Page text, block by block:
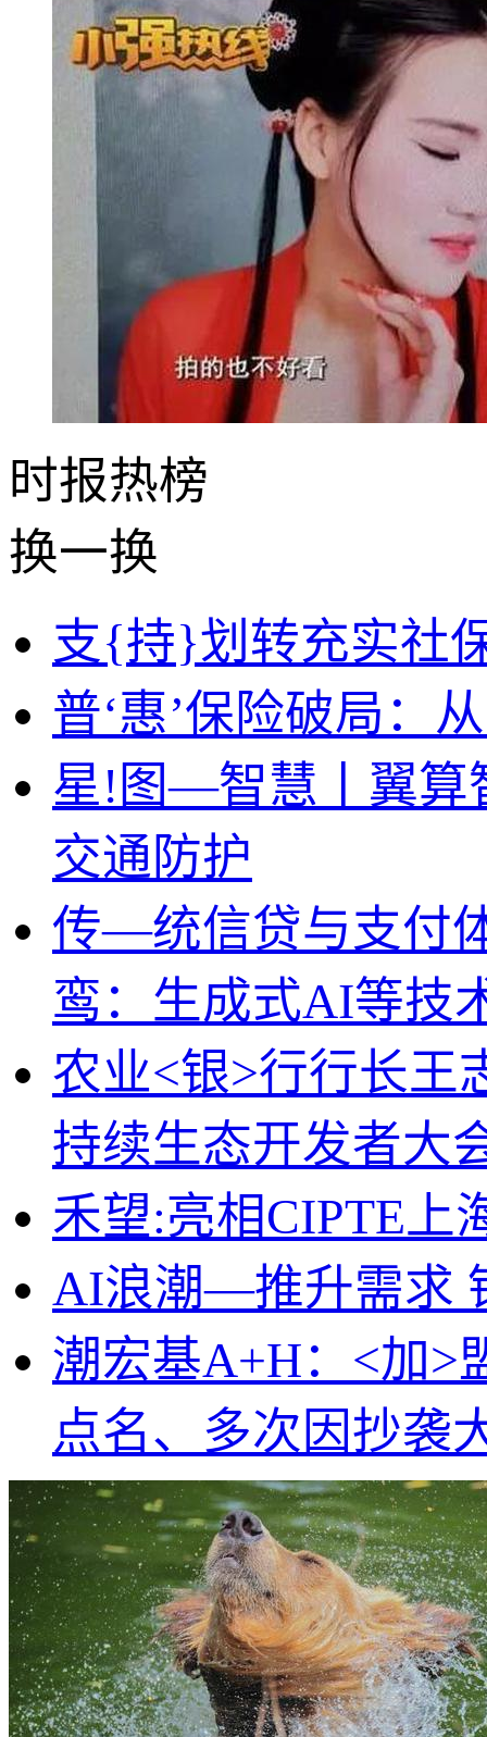
时报热榜
换一换
支{持}划转充实社
普‘惠’保险破局：
星!图—智慧丨翼算
交通防护
传—统信贷与支付
鸾：生成式AI等技
农业<银>行行长王
持续生态开发者大
禾望:亮相CIPTE上
AI浪潮—推升需求
潮宏基A+H：<加>
点名、多次因抄袭